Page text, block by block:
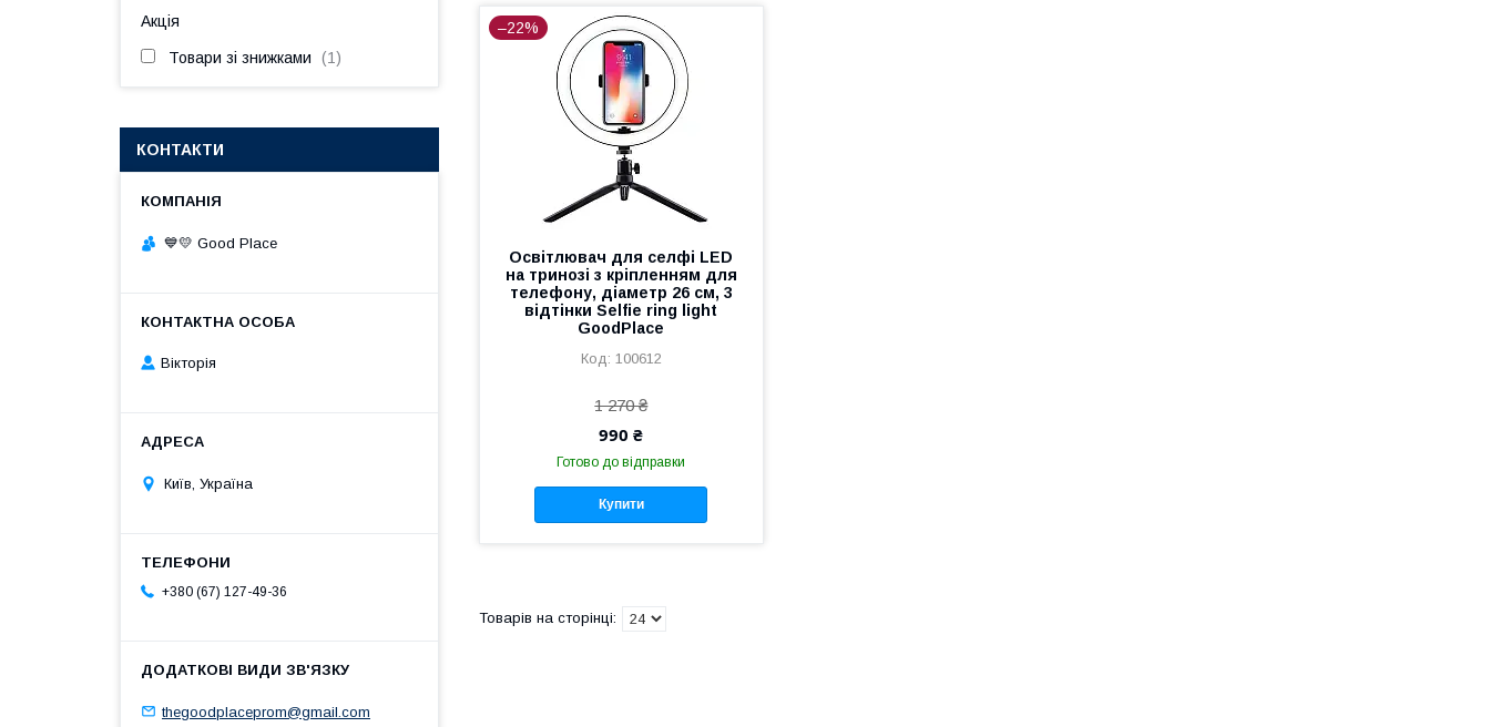
–22%
Освітлювач для селфі LED
на тринозі з кріпленням для
телефону, діаметр 26 см, 3
відтінки Selfie ring light
GoodPlace
100612
1 270 ₴
990 ₴
Готово до відправки
Купити
Акція
Товари зі знижками 1
КОНТАКТИ
💙💛 Good Place
Вікторія
Київ, Україна
+380 (67) 127-49-36
thegoodplaceprom@gmail.com